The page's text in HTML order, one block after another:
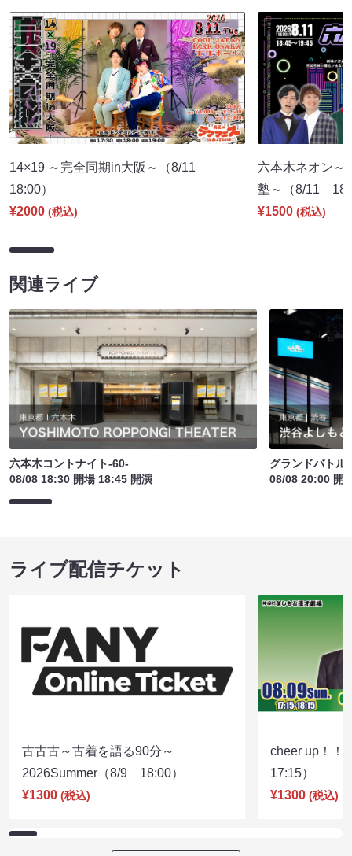
14×19 ～完全同期in大阪～（8/11
18:00）
¥2000 (税込)
六本木ネオン～
塾～（8/11
¥1500 (税込)
関連ライブ
六本木コントナイト-60-
08/08 18:30 開場 18:45 開演
グランドバトル
08/08 20:00 開
ライブ配信チケット
古古古～古着を語る90分～
2026Summer（8/9 18:00）
¥1300 (税込)
cheer up！
17:15）
¥1300 (税込)